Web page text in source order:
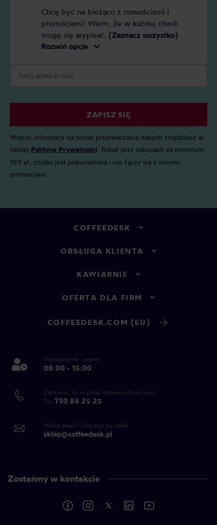
Chcę być na bieżąco z nowościami i
promocjami! Wiem, że w każdej chwili
mogę się wypisać. (Zaznacz wszystko)
Rozwiń opcje
ZAPISZ SIĘ
Więcej informacji na temat przetwarzania danych znajdziesz w
naszej Polityce Prywatności . Rabat przy zakupach za minimum
199 zł, zniżka jest jednorazowa i nie łączy się z innymi
promocjami.
COFFEEDESK
OBSŁUGA KLIENTA
KAWIARNIE
OFERTA DLA FIRM
COFFEEDESK.COM (EU)
Poniedziałek - piątek
08:00 - 16:00
Zadzwoń, by uzyskać odpowiedź od razu!
Tel. 730 88 25 25
Wolisz pisać? Czekamy na maila!
sklep@coffeedesk.pl
Zostańmy w kontakcie